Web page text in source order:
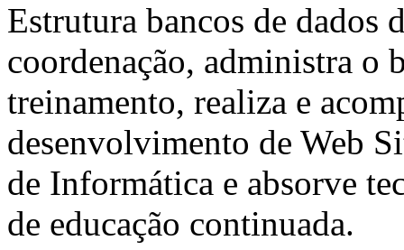
Estrutura bancos de dados
coordenação, administra o
treinamento, realiza e
desenvolvimento de Web
de Informática e absorve
de educação continuada.